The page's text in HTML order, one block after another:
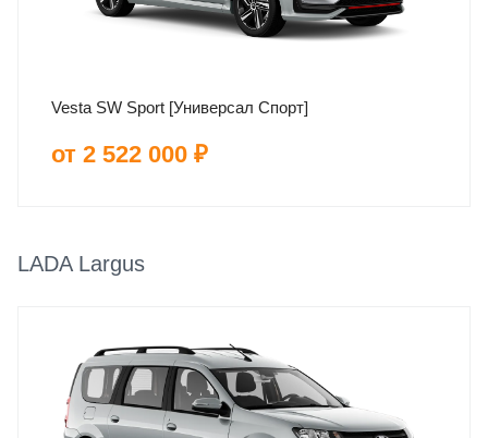
Vesta SW Sport [Универсал Спорт]
от 2 522 000 ₽
LADA Largus